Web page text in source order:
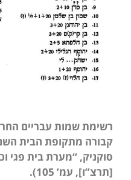
רשימת שמות עבריים
קבורה מתקופת הבית
סוקניק, “מערת בית פגי
[תרצ”ו], עמ’ 105).